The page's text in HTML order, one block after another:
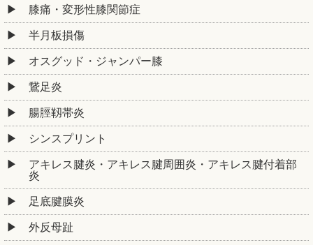
膝痛・変形性膝関節症
半月板損傷
オスグッド・ジャンパー膝
鵞足炎
腸脛靱帯炎
シンスプリント
アキレス腱炎・アキレス腱周囲炎・アキレス腱付着部
炎
足底腱膜炎
外反母趾